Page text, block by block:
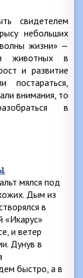
свидетелем
небольших
жизни» —
и животных в
и развитие
постараться,
внимания, то
в
мялся под
Дым из
в
«Икарус»
и ветер
Дунув в
быстро, а в